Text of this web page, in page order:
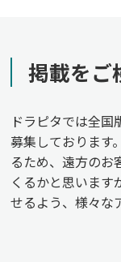
掲載をご
ドラピタでは全
募集しております
るため、遠方のお
くるかと思います
せるよう、様々な